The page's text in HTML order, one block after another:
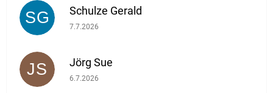
SG Schulze Gerald
Die Shop-Bewertung beträgt 5 von 5 Sternen.
7.7.2026
JS Jörg Sue
Die Shop-Bewertung beträgt 5 von 5 Sternen.
6.7.2026